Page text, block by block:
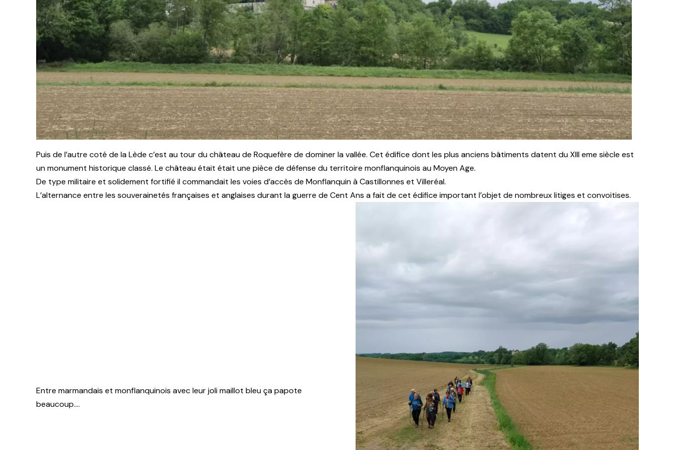
Puis de l’autre coté de la Lède c’est au tour du château de Roquefère de dominer la vallée. Cet édifice dont les plus anciens bâtiments datent du XIII eme siècle est
un monument historique classé. Le château était était une pièce de défense du territoire monflanquinois au Moyen Age.
De type militaire et solidement fortifié il commandait les voies d’accès de Monflanquin à Castillonnes et Villeréal.
L’alternance entre les souverainetés françaises et anglaises durant la guerre de Cent Ans a fait de cet édifice important l’objet de nombreux litiges et convoitises.
Entre marmandais et monflanquinois avec leur joli maillot bleu ça papote
beaucoup….